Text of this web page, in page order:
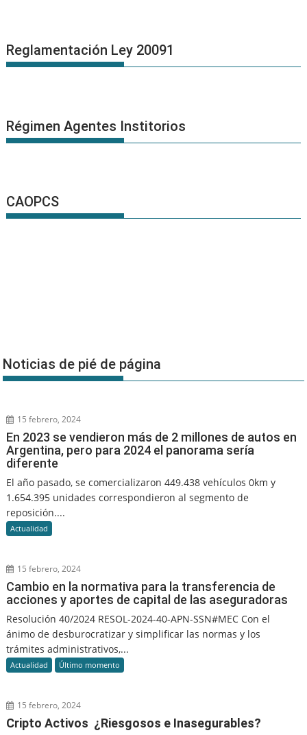
Reglamentación Ley 20091
Régimen Agentes Institorios
CAOPCS
Noticias de pié de página
15 febrero, 2024
En 2023 se vendieron más de 2 millones de autos en
Argentina, pero para 2024 el panorama sería
diferente
El año pasado, se comercializaron 449.438 vehículos 0km y
1.654.395 unidades correspondieron al segmento de
reposición....
Actualidad
15 febrero, 2024
Cambio en la normativa para la transferencia de
acciones y aportes de capital de las aseguradoras
Resolución 40/2024 RESOL-2024-40-APN-SSN#MEC Con el
ánimo de desburocratizar y simplificar las normas y los
trámites administrativos,...
Actualidad Último momento
15 febrero, 2024
Cripto Activos ¿Riesgosos e Inasegurables?